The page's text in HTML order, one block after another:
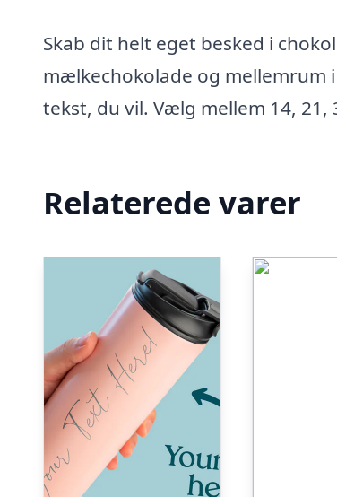
Skab dit helt eget besked i
mælkechokolade og mellemrum
tekst, du vil. Vælg mellem 14, 21,
Relaterede varer